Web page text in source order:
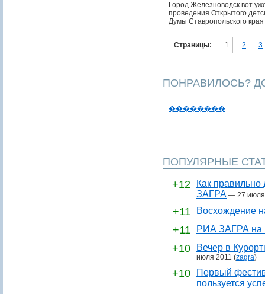
Город Железноводск вот
проведения Открытого
Думы Ставропольского
Страницы: 1 2 3
ПОНРАВИЛОСЬ?
��������
ПОПУЛЯРНЫЕ
+12
Как
ЗАГРА — 27
+11 Восхождение
+11 РИА ЗАГРА на
+10 Вечер в
июля 2011 (zagra)
+10
Первый
пользуется